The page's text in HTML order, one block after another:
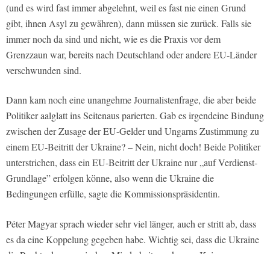
(und es wird fast immer abgelehnt, weil es fast nie einen Grund
gibt, ihnen Asyl zu gewähren), dann müssen sie zurück. Falls sie
immer noch da sind und nicht, wie es die Praxis vor dem
Grenzzaun war, bereits nach Deutschland oder andere EU-Länder
verschwunden sind.
Dann kam noch eine unangehme Journalistenfrage, die aber beide
Politiker aalglatt ins Seitenaus parierten. Gab es irgendeine Bindung
zwischen der Zusage der EU-Gelder und Ungarns Zustimmung zu
einem EU-Beitritt der Ukraine? – Nein, nicht doch! Beide Politiker
unterstrichen, dass ein EU-Beitritt der Ukraine nur „auf Verdienst-
Grundlage” erfolgen könne, also wenn die Ukraine die
Bedingungen erfülle, sagte die Kommissionspräsidentin.
Péter Magyar sprach wieder sehr viel länger, auch er stritt ab, dass
es da eine Koppelung gegeben habe. Wichtig sei, dass die Ukraine